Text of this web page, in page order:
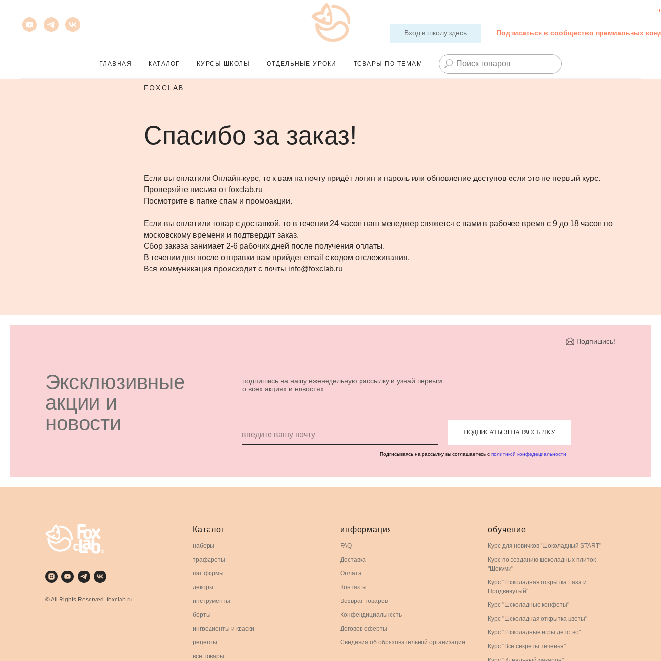
Вход в школу здесь Подписаться в сообщество премиальных
ГЛАВНАЯ КАТАЛОГ КУРСЫ ШКОЛЫ ОТДЕЛЬНЫЕ УРОКИ ТОВАРЫ ПО ТЕМАМ
FOXCLAB
Спасибо за заказ!
Если вы оплатили Онлайн-курс, то к вам на почту придёт логин и пароль или обновление доступов если это не первый курс.
Проверяйте письма от foxclab.ru
Посмотрите в папке спам и промоакции.
Если вы оплатили товар с доставкой, то в течении 24 часов наш менеджер свяжется с вами в рабочее время с 9 до 18 часов по
московскому времени и подтвердит заказ.
Сбор заказа занимает 2-6 рабочих дней после получения оплаты.
В течении дня после отправки вам прийдет email с кодом отслеживания.
Вся коммуникация происходит с почты info@foxclab.ru
Эксклюзивные
акции и
новости
ПОДПИСАТЬСЯ НА РАССЫЛКУ
подпишись на нашу еженедельную рассылку и узнай первым
о всех акциях и новостях
Подпишись!
Подписываясь на рассылку вы соглашаетесь с политикой конфедециальности
© All Rights Reserved. foxclab.ru
Каталог
наборы
трафареты
пэт формы
декоры
инструменты
борты
ингредиенты и краски
рецепты
все товары
информация
FAQ
Доставка
Оплата
Контакты
Возврат товаров
Конфендициальность
Договор оферты
Сведения об образовательной организации
обучение
Курс для новичков "Шоколадный START"
Курс по созданию шоколадных плиток
"Шокуми"
Курс "Шоколадная открытка База и
Продвинутый"
Курс "Шоколадные конфеты"
Курс "Шоколадная открытка цветы"
Курс "Шоколадные игры детство"
Курс "Все секреты печенья"